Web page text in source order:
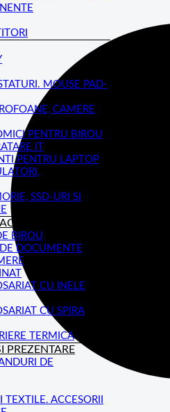
MOUSE PAD-
CAMERE
PENTRU BIROU
IT
PENTRU LAPTOP
SSD-URI SI
BIROU
DOCUMENTE
CU INELE
CU SPIRA
TERMICA
PREZENTARE
DE
ACCESORII